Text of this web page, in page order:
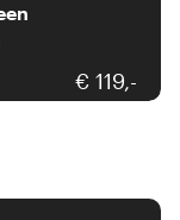
€ 119,-